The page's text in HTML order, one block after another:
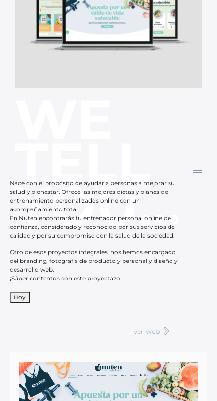
TELL
YOU...
Nace con el propósito de ayudar a personas a mejorar su
salud y bienestar. Ofrece las mejores dietas y planes de
entrenamiento personalizados online con un
acompañamiento total.
En Nuten encontrarás tu entrenador personal online de
confianza, considerado y reconocido por sus servicios de
calidad y por su compromiso con la salud de la sociedad.
Otro de esos proyectos integrales, nos hemos encargado
del branding, fotografía de producto y personal y diseño y
desarrollo web.
¡Súper contentos con este proyectazo!
Hoy
ver web